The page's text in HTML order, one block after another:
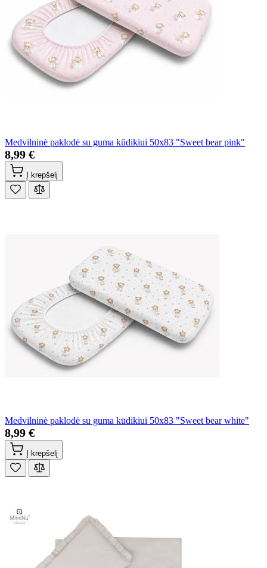
Medvilninė paklodė su guma kūdikiui 50x83 "Sweet bear pink"
8,99 €
Į krepšelį
Medvilninė paklodė su guma kūdikiui 50x83 "Sweet bear white"
8,99 €
Į krepšelį